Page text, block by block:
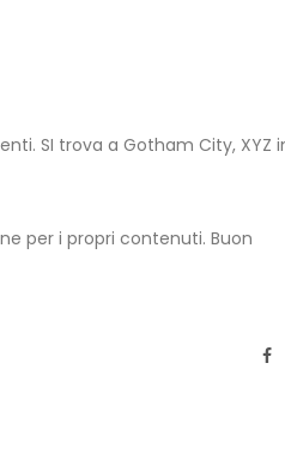
SI trova a Gotham City, XYZ
per i propri contenuti. Buon